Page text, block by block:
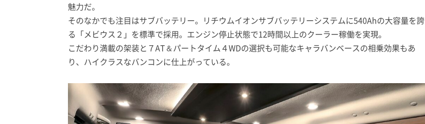
魅力だ。
そのなかでも注目はサブバッテリー。リチウムイオンサブバッテリーシステムに540Ahの大容量を誇
る「メビウス２」を標準で採用。エンジン停止状態で12時間以上のクーラー稼働を実現。
こだわり満載の架装と７AT＆パートタイム４WDの選択も可能なキャラバンベースの相乗効果もあ
り、ハイクラスなバンコンに仕上がっている。